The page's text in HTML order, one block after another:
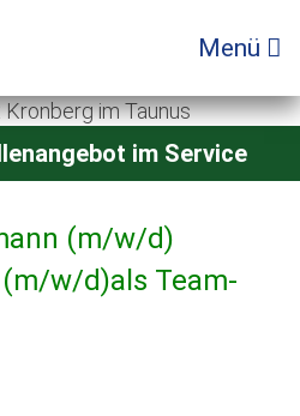
Menü
im Service
(m/w/d)
w/d)als Team-